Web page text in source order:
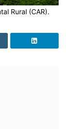
Rural (CAR).